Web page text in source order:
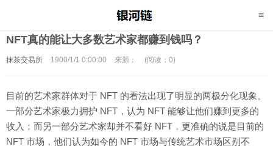
NFT真的能让大多数艺术家都赚到钱吗？
抹茶交易所 1900/1/1 0:00:00 来源： (阅读：0)
目前的艺术家群体对于 NFT 的看法出现了明显的两极分化现象。
一部分艺术家极力拥护 NFT，认为 NFT 能够让他们赚到更多的
收入；而另一部分艺术家却并不看好 NFT，更准确的说是目前的
NFT 市场，他们认为如今的 NFT 市场与传统艺术市场区别不